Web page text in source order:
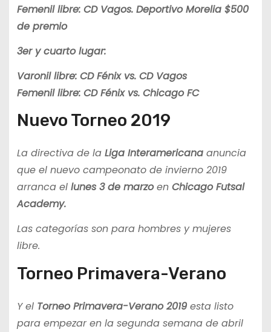
Femenil libre: CD Vagos. Deportivo Morelia $500
de premio
3er y cuarto lugar:
Varonil libre: CD Fénix vs. CD Vagos
Femenil libre: CD Fénix vs. Chicago FC
Nuevo Torneo 2019
La directiva de la Liga Interamericanaanuncia
que el nuevo campeonato de invierno 2019
arranca el lunes 3 de marzoenChicago Futsal
Academy.
Las categorías son para hombres y mujeres
libre.
Torneo Primavera-Verano
Y el Torneo Primavera-Verano 2019esta listo
para empezar en la segunda semana de abril